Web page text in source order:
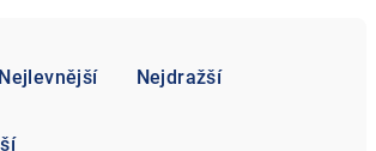
Nejlevnější Nejdražší